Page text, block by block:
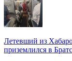
Летевший из
приземлился в